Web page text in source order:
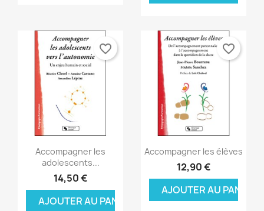
Aperçu rapide
Accompagner les
adolescents...
14,50 €
AJOUTER AU PANIER
favorite_border
Aperçu rapide
Accompagner les élèves
12,90 €
AJOUTER AU PANIER
favorite_border